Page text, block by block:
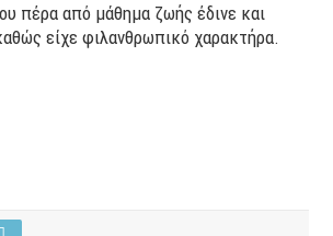
πέρα από μάθημα ζωής έδινε και
είχε φιλανθρωπικό χαρακτήρα.